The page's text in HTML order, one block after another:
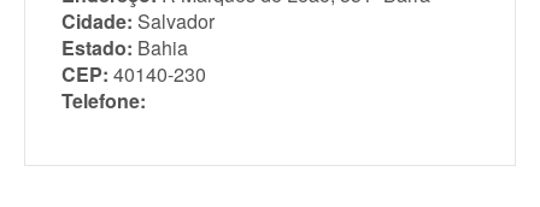
Cidade: Salvador
Estado: Bahia
CEP: 40140-230
Telefone: